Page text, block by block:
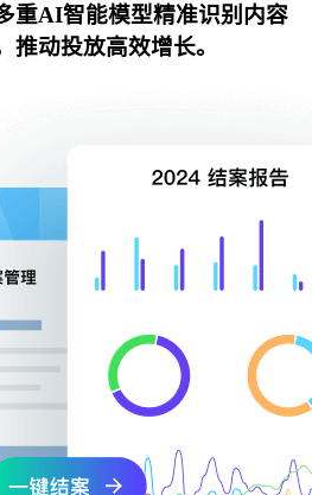
重AI智能模型精准识别内容
推动投放高效增长。